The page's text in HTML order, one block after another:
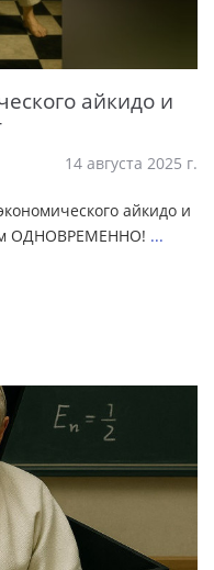
айкидо и
14 августа 2025 г.
айкидо и
ОДНОВРЕМЕННО! ...